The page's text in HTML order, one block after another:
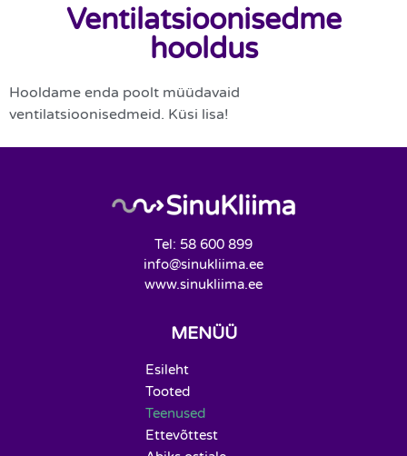
Ventilatsioonisedme
hooldus
Hooldame enda poolt müüdavaid
ventilatsioonisedmeid. Küsi lisa!
Tel: 58 600 899
info@sinukliima.ee
www.sinukliima.ee
MENÜÜ
Esileht
Tooted
Teenused
Ettevõttest